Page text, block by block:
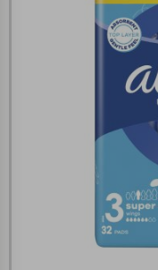
Πολλαπλή
προϊόντων.
Γράψτε τα
τους, και κάντε
εμφανιστούν
για κάθε προϊόν.